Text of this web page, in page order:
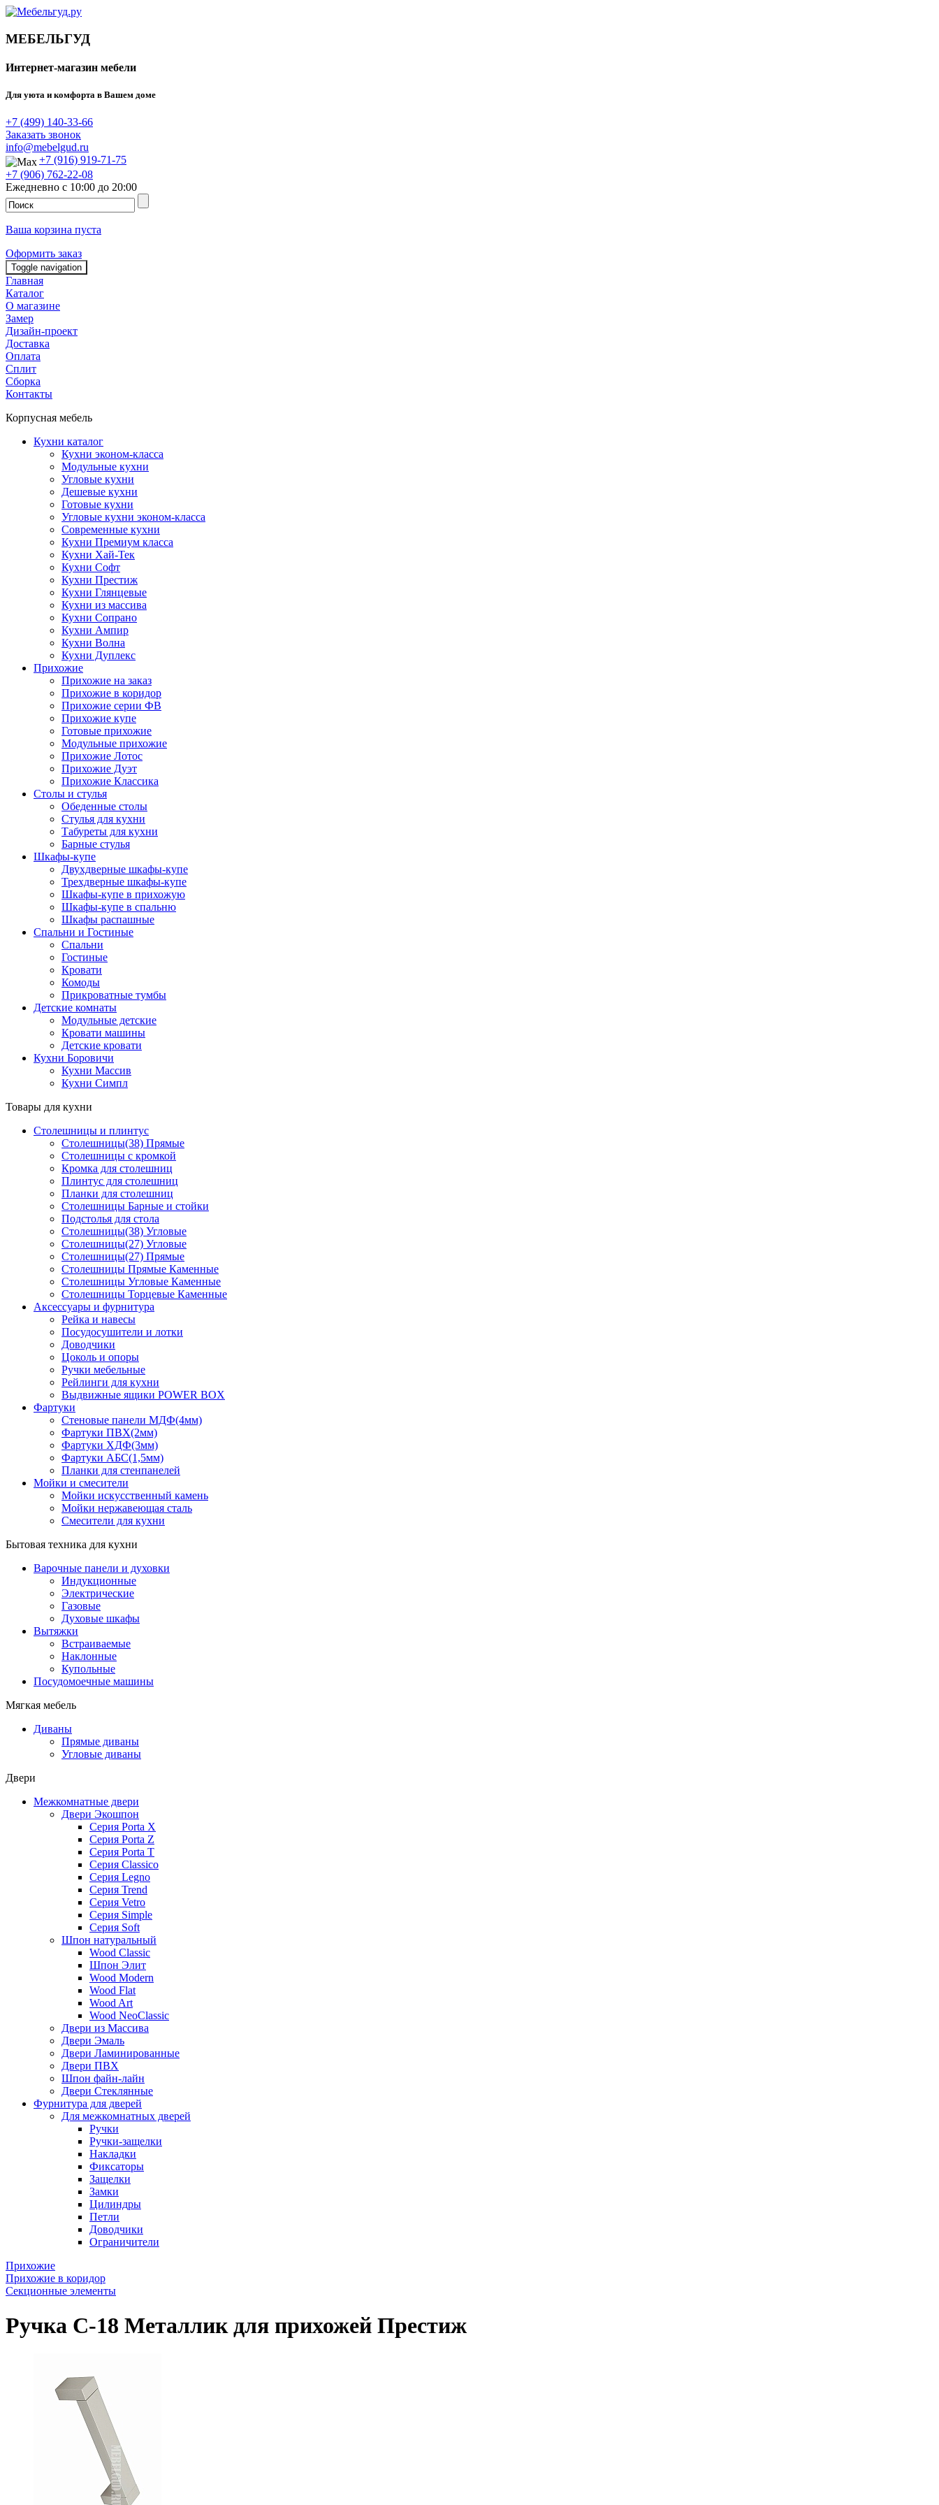
МЕБЕЛЬГУД
Интернет-магазин мебели
Для уюта и комфорта в Вашем доме
+7 (499) 140-33-66
Заказать звонок
info@mebelgud.ru
+7 (916) 919-71-75
+7 (906) 762-22-08
Ежедневно с 10:00 до 20:00
Ваша корзина пуста
Оформить заказ
Toggle navigation
Главная
Каталог
О магазине
Замер
Дизайн-проект
Доставка
Оплата
Сплит
Сборка
Контакты
Корпусная мебель
Кухни каталог
Кухни эконом-класса
Модульные кухни
Угловые кухни
Дешевые кухни
Готовые кухни
Угловые кухни эконом-класса
Современные кухни
Кухни Премиум класса
Кухни Хай-Тек
Кухни Софт
Кухни Престиж
Кухни Глянцевые
Кухни из массива
Кухни Сопрано
Кухни Ампир
Кухни Волна
Кухни Дуплекс
Прихожие
Прихожие на заказ
Прихожие в коридор
Прихожие серии ФВ
Прихожие купе
Готовые прихожие
Модульные прихожие
Прихожие Лотос
Прихожие Дуэт
Прихожие Классика
Столы и стулья
Обеденные столы
Стулья для кухни
Табуреты для кухни
Барные стулья
Шкафы-купе
Двухдверные шкафы-купе
Трехдверные шкафы-купе
Шкафы-купе в прихожую
Шкафы-купе в спальню
Шкафы распашные
Спальни и Гостиные
Спальни
Гостиные
Кровати
Комоды
Прикроватные тумбы
Детские комнаты
Модульные детские
Кровати машины
Детские кровати
Кухни Боровичи
Кухни Массив
Кухни Симпл
Товары для кухни
Столешницы и плинтус
Столешницы(38) Прямые
Столешницы с кромкой
Кромка для столешниц
Плинтус для столешниц
Планки для столешниц
Столешницы Барные и стойки
Подстолья для стола
Столешницы(38) Угловые
Столешницы(27) Угловые
Столешницы(27) Прямые
Столешницы Прямые Каменные
Столешницы Угловые Каменные
Столешницы Торцевые Каменные
Аксессуары и фурнитура
Рейка и навесы
Посудосушители и лотки
Доводчики
Цоколь и опоры
Ручки мебельные
Рейлинги для кухни
Выдвижные ящики POWER BOX
Фартуки
Стеновые панели МДФ(4мм)
Фартуки ПВХ(2мм)
Фартуки ХДФ(3мм)
Фартуки АБС(1,5мм)
Планки для стенпанелей
Мойки и смесители
Мойки искусственный камень
Мойки нержавеющая сталь
Смесители для кухни
Бытовая техника для кухни
Варочные панели и духовки
Индукционные
Электрические
Газовые
Духовые шкафы
Вытяжки
Встраиваемые
Наклонные
Купольные
Посудомоечные машины
Мягкая мебель
Диваны
Прямые диваны
Угловые диваны
Двери
Межкомнатные двери
Двери Экошпон
Серия Porta X
Серия Porta Z
Серия Porta T
Серия Classico
Серия Legno
Серия Trend
Серия Vetro
Серия Simple
Серия Soft
Шпон натуральный
Wood Classic
Шпон Элит
Wood Modern
Wood Flat
Wood Art
Wood NeoClassic
Двери из Массива
Двери Эмаль
Двери Ламинированные
Двери ПВХ
Шпон файн-лайн
Двери Стеклянные
Фурнитура для дверей
Для межкомнатных дверей
Ручки
Ручки-защелки
Накладки
Фиксаторы
Защелки
Замки
Цилиндры
Петли
Доводчики
Ограничители
Прихожие
Прихожие в коридор
Секционные элементы
Ручка С-18 Металлик для прихожей Престиж